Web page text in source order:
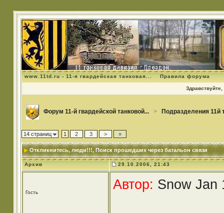
www.11td.ru - 11-я гвардейская танковая... Правила форума
Здравствуйте,
Форум 11-й гвардейской танковой... > Подразделения 11й
14 страниц 1 2 3 > »
Откликнитесь, люди!!!, Поиск прошедших через батальон связи
Архив 29.10.2006, 21:43
Гость
Автор: Snow Jan